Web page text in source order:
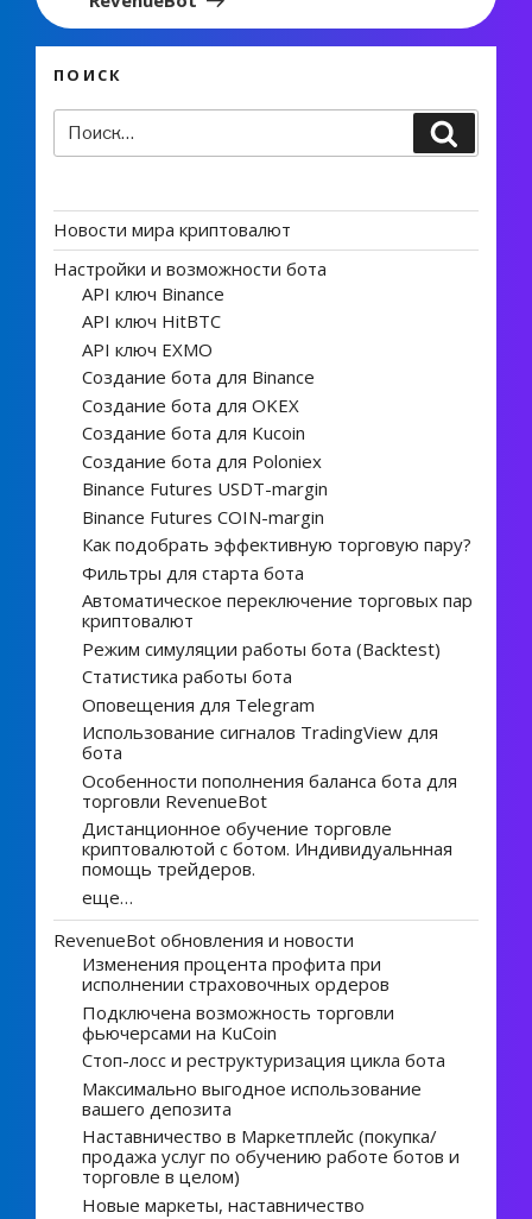
ПОИСК
Искать:
Новости мира криптовалют
Настройки и возможности бота
API ключ Binance
API ключ HitBTC
API ключ EXMO
Создание бота для Binance
Создание бота для OKEX
Создание бота для Kucoin
Создание бота для Poloniex
Binance Futures USDT-margin
Binance Futures COIN-margin
Как подобрать эффективную торговую пару?
Фильтры для старта бота
Автоматическое переключение торговых пар
криптовалют
Режим симуляции работы бота (Backtest)
Статистика работы бота
Оповещения для Telegram
Использование сигналов TradingView для
бота
Особенности пополнения баланса бота для
торговли RevenueBot
Дистанционное обучение торговле
криптовалютой с ботом. Индивидуальнная
помощь трейдеров.
еще…
RevenueBot обновления и новости
Изменения процента профита при
исполнении страховочных ордеров
Подключена возможность торговли
фьючерсами на KuCoin
Стоп-лосс и реструктуризация цикла бота
Максимально выгодное использование
вашего депозита
Наставничество в Маркетплейс (покупка/
продажа услуг по обучению работе ботов и
торговле в целом)
Новые маркеты, наставничество